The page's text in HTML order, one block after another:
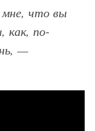
мне, что вы
как, по-
—